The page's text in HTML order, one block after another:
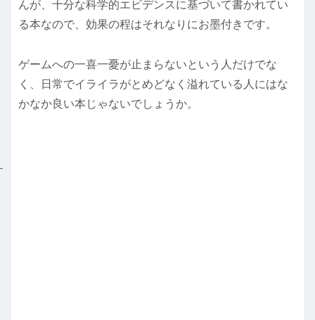
んが、十分な科学的エビデンスに基づいて書かれてい
る本なので、効果の程はそれなりにお墨付きです。
ゲームへの一喜一憂が止まらないという人だけでな
く、日常でイライラがとめどなく溢れている人にはな
かなか良い本じゃないでしょうか。